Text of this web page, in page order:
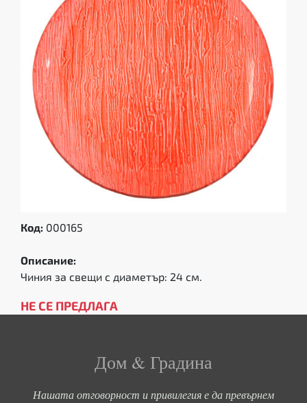
Код: 000165
Описание:
Чиния за свещи с диаметър: 24 см.
НЕ СЕ ПРЕДЛАГА
Дом & Градина
Нашата отговорност и привилегия е да превърнем